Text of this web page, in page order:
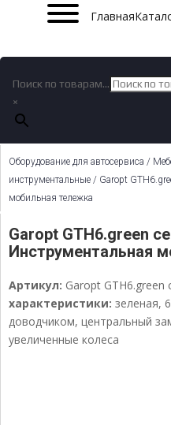
Главная
Поиск по товарам...
×
Оборудование для автосервиса /
инструментальные / Garopt
мобильная тележка
Garopt GTH6.green
Инструментальная
Артикул: Garopt GTH6.green
характеристики: зеленая,
доводчиком, центральный
увеличенные колеса